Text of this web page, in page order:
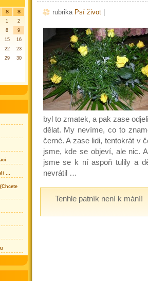
rubrika Psí život
byl to zmatek, a pak zase
dělat. My nevíme, co to
černé. A zase lidi, tentokrát v
jsme, kde se objeví, ale nic.
jsme se k ní aspoň tulily a
nevrátil …
Tenhle patník není k mání!
S S
1
2
8
9
15
16
22
23
29
30
…